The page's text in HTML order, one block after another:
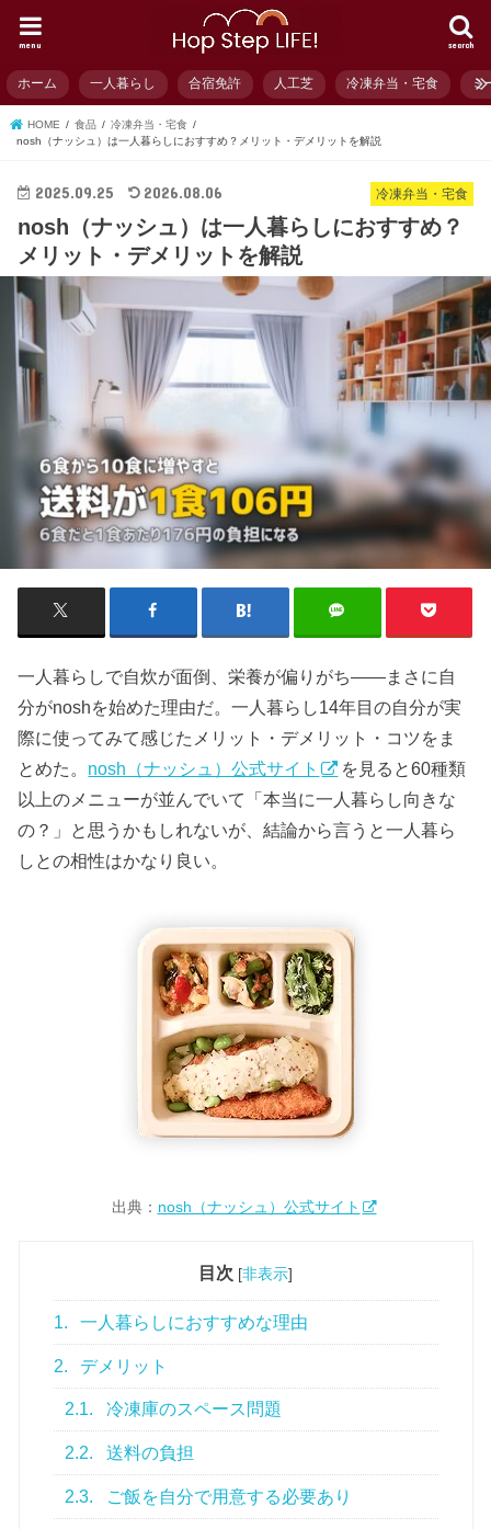
search
menu
ホーム 一人暮らし 合宿免許 人工芝 冷凍弁当・宅食 ミ
HOME 食品
冷凍弁当・宅食
nosh（ナッシュ）は一人暮らしにおすすめ？メリット・デメリットを解説
冷凍弁当・宅食
2025.09.25 2026.08.06
nosh（ナッシュ）は一人暮らしにおすすめ？
メリット・デメリットを解説
一人暮らしで自炊が面倒、栄養が偏りがち――まさに自
分がnoshを始めた理由だ。一人暮らし14年目の自分が実
際に使ってみて感じたメリット・デメリット・コツをま
とめた。 nosh（ナッシュ）公式サイト
を見ると60種類
以上のメニューが並んでいて「本当に一人暮らし向きな
の？」と思うかもしれないが、結論から言うと一人暮ら
しとの相性はかなり良い。
出典： nosh（ナッシュ）公式サイト
目次 [非表示]
1. 一人暮らしにおすすめな理由
2. デメリット
2.1. 冷凍庫のスペース問題
2.2. 送料の負担
2.3. ご飯を自分で用意する必要あり